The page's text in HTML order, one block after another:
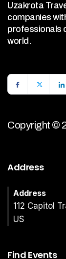
Uzakrota
companies
professionals
world.
Copyright ©
Address
Address
112 Capitol
US
Find Events